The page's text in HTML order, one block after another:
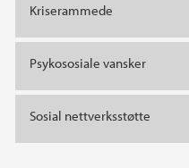
Kriserammede
Psykososiale vansker
Sosial nettverksstøtte